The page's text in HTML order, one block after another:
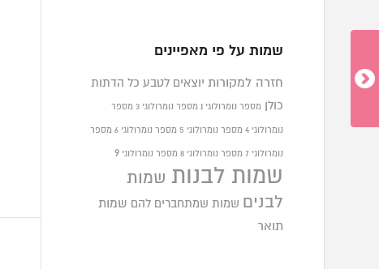
שמות על פי מאפיינים
חזרה למקורות יוצאים לטבע כל הדתות
כולן מספר נומרולוגי 1 מספר נומרולוגי 3 מספר
נומרולוגי 4 מספר נומרולוגי 5 מספר נומרולוגי 6 מספר
נומרולוגי 7 מספר נומרולוגי 8 מספר נומרולוגי9
שמות לבנות שמות
לבנים
שמות שמתחברים להם שמות
תואר